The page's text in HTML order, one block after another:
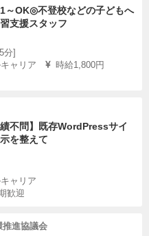
1～OK◎不登校などの子どもへ
支援スタッフ
分]
ャリア
時給1,800円
績不問】既存WordPressサイ
を整えて
ャリア
歓迎
推進協議会